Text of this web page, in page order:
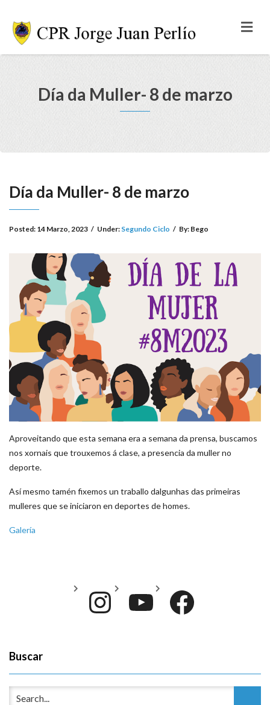
Día da Muller- 8 de marzo
Día da Muller- 8 de marzo
Posted: 14 Marzo, 2023 / Under: Segundo Ciclo / By: Bego
Aproveitando que esta semana era a semana da prensa, buscamos
nos xornais que trouxemos á clase, a presencia da muller no
deporte.
Así mesmo tamén fixemos un traballo dalgunhas das primeiras
mulleres que se iniciaron en deportes de homes.
Galería
Instagram
YouTube
Buscar